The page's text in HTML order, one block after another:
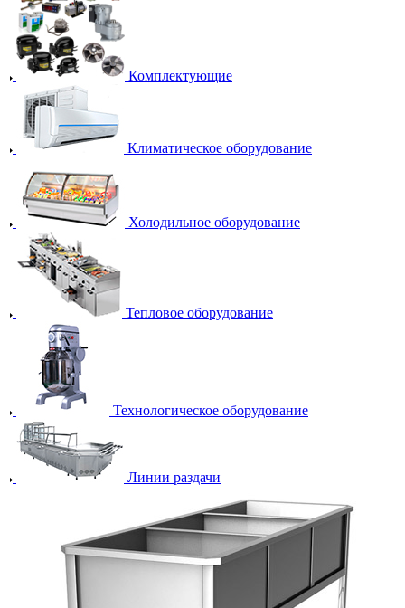
Комплектующие
Климатическое оборудование
Холодильное оборудование
Тепловое оборудование
Технологическое оборудование
Линии раздачи